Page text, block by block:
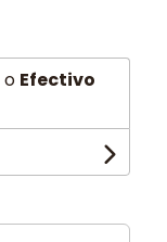
o Efectivo